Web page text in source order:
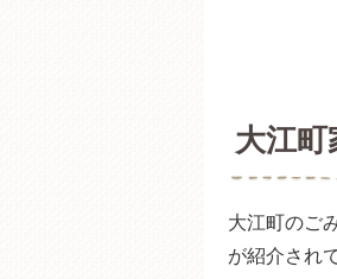
大江
大江町のご
が紹介され